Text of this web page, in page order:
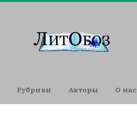
Рубрики Авторы О нас